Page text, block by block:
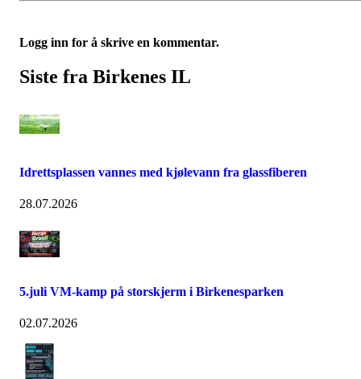
Logg inn for å skrive en kommentar.
Siste fra Birkenes IL
Idrettsplassen vannes med kjølevann fra glassfiberen
28.07.2026
5.juli VM-kamp på storskjerm i Birkenesparken
02.07.2026